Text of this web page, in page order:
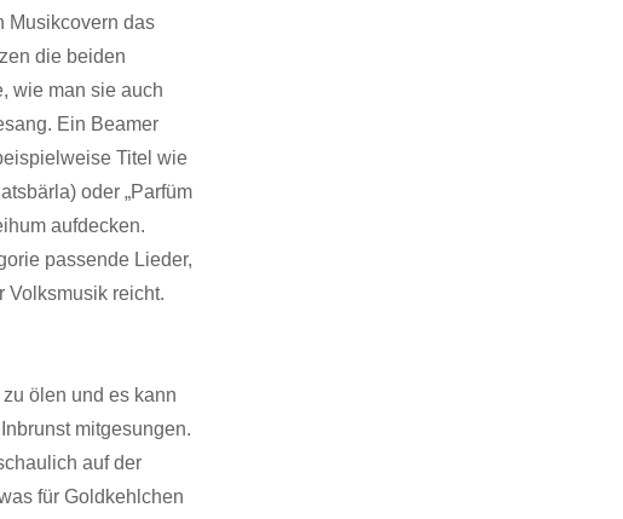
Musikcovern das
die beiden
wie man sie auch
Ein Beamer
Titel wie
oder „Parfüm
aufdecken.
passende Lieder,
Volksmusik reicht.
ölen und es kann
mitgesungen.
auf der
für Goldkehlchen